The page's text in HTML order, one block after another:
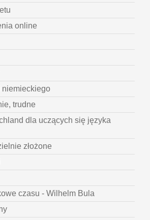
online
niemieckiego
trudne
dla uczących się języka
złożone
czasu - Wilhelm Bula